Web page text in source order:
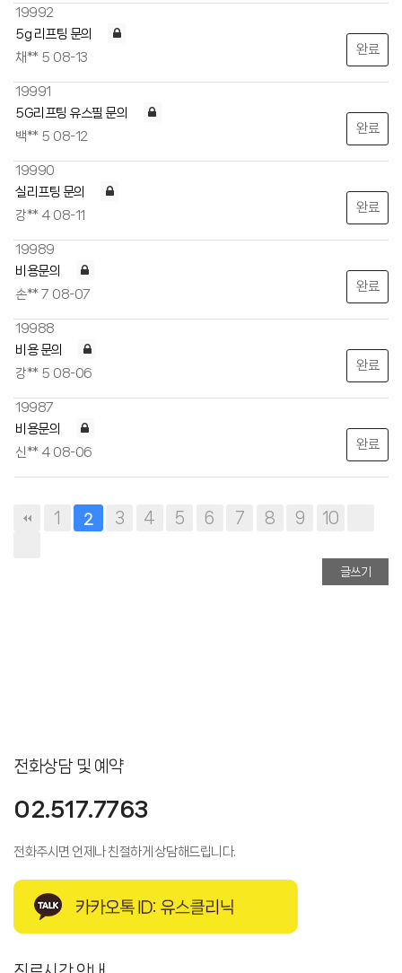
19992
5g 리프팅 문의
채** 5 08-13
완료
19991
5G리프팅 유스필 문의
백** 5 08-12
완료
19990
실리프팅 문의
강** 4 08-11
완료
19989
비용문의
손** 7 08-07
완료
19988
비용 문의
강** 5 08-06
완료
19987
비용문의
신** 4 08-06
완료
1 2 3 4 5 6 7 8 9 10
글쓰기
전화상담 및 예약
02.517.7763
전화주시면 언제나 친절하게 상담해드립니다.